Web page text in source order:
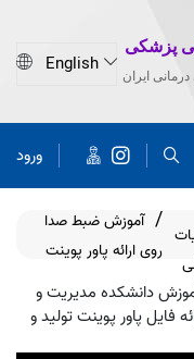
پزشکی
ایران
ورود
آموزش ضبط صدا
روی ارائه پاور پوینت
دانشکده مدیریت و
پاور پوینت تولید و